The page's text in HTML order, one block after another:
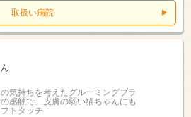
取扱い病院
気持ちを考えたグルーミングブラ
感触で、皮膚の弱い猫ちゃんにも
トタッチ